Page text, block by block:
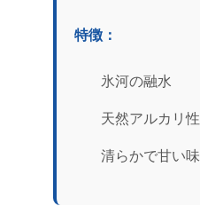
特徴：
氷河の融水
天然アルカリ性
清らかで甘い味